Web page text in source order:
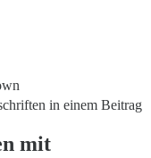
in einem Beitrag
mit